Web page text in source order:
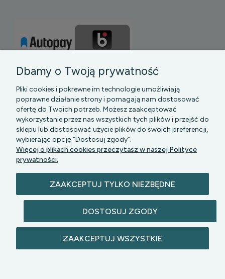
PGK MAZOWSZE SP Z O.O.|| Bartycka 24-210B,
00-716 WARSZAWA, woj. mazowieckie || NIP:
© 2026 lazienkomat.pl | Wszelkie prawa
zastrzeżone.
Dbamy o Twoją prywatność
Pliki cookies i pokrewne im technologie umożliwiają
poprawne działanie strony i pomagają nam dostosować
ofertę do Twoich potrzeb. Możesz zaakceptować
wykorzystanie przez nas wszystkich tych plików i przejść do
sklepu lub dostosować użycie plików do swoich preferencji,
wybierając opcję "Dostosuj zgody".
Więcej o plikach cookies przeczytasz w naszej Polityce
prywatności.
ZAAKCEPTUJ TYLKO NIEZBĘDNE
DOSTOSUJ ZGODY
ZAAKCEPTUJ WSZYSTKIE